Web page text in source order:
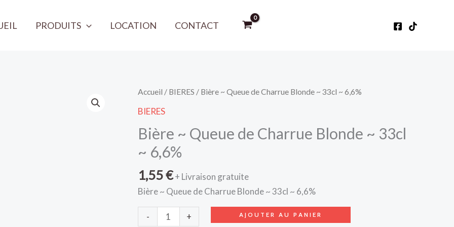
PRODUITS LOCATION CONTACT
Accueil / BIERES / Bière ~ Queue de Charrue Blonde ~ 33cl ~ 6,6%
BIERES
Bière ~ Queue de Charrue Blonde ~ 33cl
~ 6,6%
1,55€+ Livraison gratuite
Bière ~ Queue de Charrue Blonde ~ 33cl ~ 6,6%
-
quantité
~
Queue
Charrue
Blonde
33cl
+ AJOUTER AU PANIER